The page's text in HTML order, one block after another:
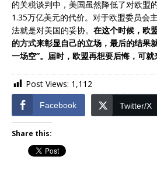
的关税谈判中，美国虽然降低了对欧盟
1.35万亿美元的代价。对于欧盟委员会
法就是对美国的妥协。 在这个时候，欧
的方式来彰显自己的立场，最后的结果
一场空”。届时，欧盟再想要后悔，可就
Post Views: 1,112
Facebook Twitter/X
Share this: